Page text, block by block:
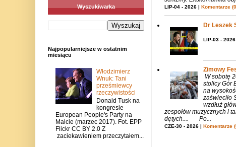
LIP-04 - 2026 | Komentarze
Dr Leszek
LIP-03 - 2026
Zimowy
W sobotę
stolicy Gór
na
zaświeciło
wzdłuż
zespołów muzycznych i
dętych.... Po...
CZE-30 - 2026 | Komentarze
Wyszukiwarka
Najpopularniejsze w ostatnim
miesiącu
Włodzimierz
Wnuk: Tani
prześmiewcy
rzeczywistości
Donald Tusk na
kongresie
European People's Party na
Malcie (marzec 2017). Fot. EPP
Flickr CC BY 2.0 Z
zaciekawieniem przeczytałem...